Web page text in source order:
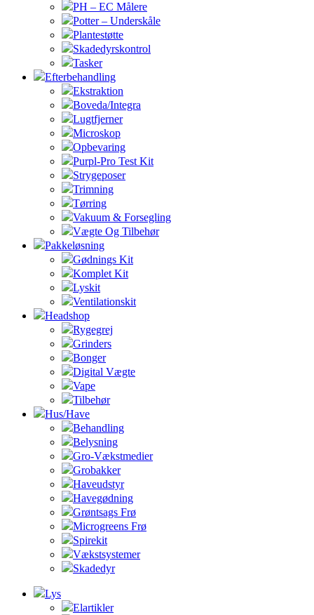
PH – EC Målere
Potter – Underskåle
Plantestøtte
Skadedyrskontrol
Tasker
Efterbehandling
Ekstraktion
Boveda/Integra
Lugtfjerner
Microskop
Opbevaring
Purpl-Pro Test Kit
Strygeposer
Trimning
Tørring
Vakuum & Forsegling
Vægte Og Tilbehør
Pakkeløsning
Gødnings Kit
Komplet Kit
Lyskit
Ventilationskit
Headshop
Rygegrej
Grinders
Bonger
Digital Vægte
Vape
Tilbehør
Hus/Have
Behandling
Belysning
Gro-Vækstmedier
Grobakker
Haveudstyr
Havegødning
Grøntsags Frø
Microgreens Frø
Spirekit
Vækstsystemer
Skadedyr
Lys
Elartikler